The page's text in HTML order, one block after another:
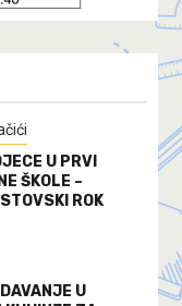
U PRVI
ŠKOLE –
ROK
U